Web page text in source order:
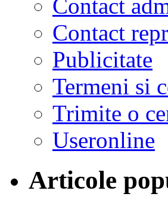
Contact
Contact
Publicitate
Termeni si
Trimite o
Useronline
Articole